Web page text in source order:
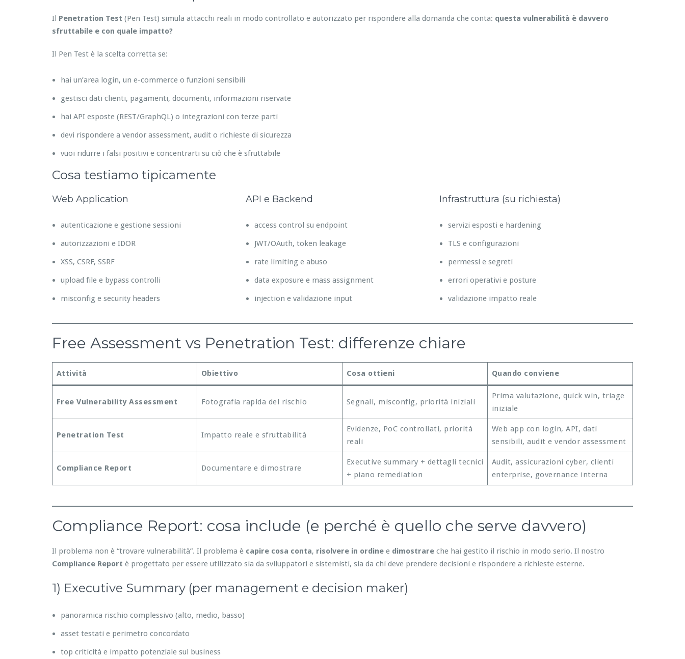
Il Penetration Test (Pen Test) simula attacchi reali in modo controllato e autorizzato per rispondere alla domanda che conta: questa vulnerabilità è davvero
sfruttabile e con quale impatto?
Il Pen Test è la scelta corretta se:
hai un’area login, un e-commerce o funzioni sensibili
gestisci dati clienti, pagamenti, documenti, informazioni riservate
hai API esposte (REST/GraphQL) o integrazioni con terze parti
devi rispondere a vendor assessment, audit o richieste di sicurezza
vuoi ridurre i falsi positivi e concentrarti su ciò che è sfruttabile
Cosa testiamo tipicamente
Web Application
autenticazione e gestione sessioni
autorizzazioni e IDOR
XSS, CSRF, SSRF
upload file e bypass controlli
misconfig e security headers
API e Backend
access control su endpoint
JWT/OAuth, token leakage
rate limiting e abuso
data exposure e mass assignment
injection e validazione input
Infrastruttura (su richiesta)
servizi esposti e hardening
TLS e configurazioni
permessi e segreti
errori operativi e posture
validazione impatto reale
Free Assessment vs Penetration Test: differenze chiare
Attività Obiettivo Cosa ottieni Quando conviene
Free Vulnerability Assessment Fotografia rapida del rischio Segnali, misconfig, priorità iniziali
Prima valutazione, quick win, triage
iniziale
Penetration Test Impatto reale e sfruttabilità
Evidenze, PoC controllati, priorità
reali
Web app con login, API, dati
sensibili, audit e vendor assessment
Compliance Report Documentare e dimostrare
Executive summary + dettagli tecnici
+ piano remediation
Audit, assicurazioni cyber, clienti
enterprise, governance interna
Compliance Report: cosa include (e perché è quello che serve davvero)
Il problema non è “trovare vulnerabilità”. Il problema è capire cosa conta, risolvere in ordine e dimostrare che hai gestito il rischio in modo serio. Il nostro
Compliance Report è progettato per essere utilizzato sia da sviluppatori e sistemisti, sia da chi deve prendere decisioni e rispondere a richieste esterne.
1) Executive Summary (per management e decision maker)
panoramica rischio complessivo (alto, medio, basso)
asset testati e perimetro concordato
top criticità e impatto potenziale sul business